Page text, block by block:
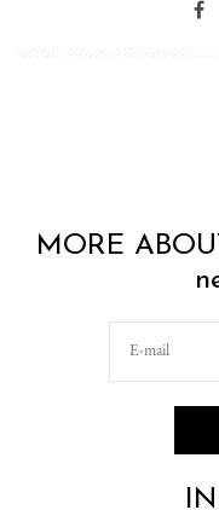
MORE